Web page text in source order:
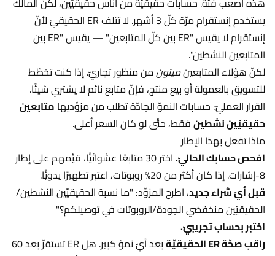
يستخدم إنستقرام مرّة كلّ 3 أشهر. لا تتلف ER الحقيقيّ لأنّ
إنستقرام لا يقيس "ER بين كلّ المتابعين" — يقيس "ER بين
المتابعين النشطين".
لكنّ هؤلاء المتابعينميتونمن منظور تجاريّ. إذا كنت تخطّط
للتسويق بالعمولة أو بيع منتج، فإنّ متابع نائم لا يشتري شيئًا.
القرار العمليّ: حسابات النموّ الجادّة تطلب من مزوِّديها متابعين
حقيقيّين نشطينفقط، حتّى لو كان السعر أعلى.
ماذا تفعل بهذا الإطار
افحص حسابك الحاليّ.
اختر 30 متابعًا عشوائيًّا، قيِّمهم على إطار
8-إشارات. إذا كان أكثر من 20% روبوتات، اعتبر تطهيرًا يدويًّا.
قبل أيّ شراء جديد، اطرح المزوِّد: "ما نسبة الحقيقيّين النشطين/
الحقيقيّين منخفضي الجودة/الروبوتات في توصيلكم؟"
اختبر بحساب تجريبيّ.
راقب صحّة ER الحقيقيّة
بعد أيّ نموّ كبير. هل ER تستقرّ بعد 60